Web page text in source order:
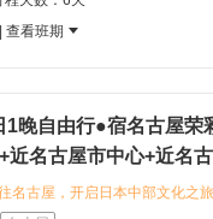
<br>:round_pushpin: 位置：名
查看班期
1晚自由行●宿名古屋荣
近名古屋市中心+近名古
名古屋，开启日本中部文化之